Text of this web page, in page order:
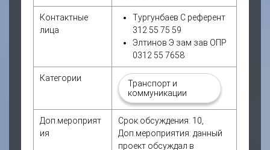
Контактные
лица
Тургунбаев С референт
312 55 75 59
Элтинов Э зам зав ОПР
0312 55 7658
Категории
Транспорт и
коммуникации
Доп.мероприят
ия
Срок обсуждения: 10,
Доп.мероприятия: данный
проект обсуждал в